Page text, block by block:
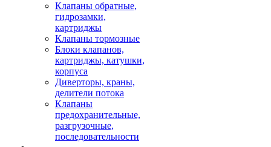
Клапаны обратные,
гидрозамки,
картриджы
Клапаны тормозные
Блоки клапанов,
картриджы, катушки,
корпуса
Диверторы, краны,
делители потока
Клапаны
предохранительные,
разгрузочные,
последовательности